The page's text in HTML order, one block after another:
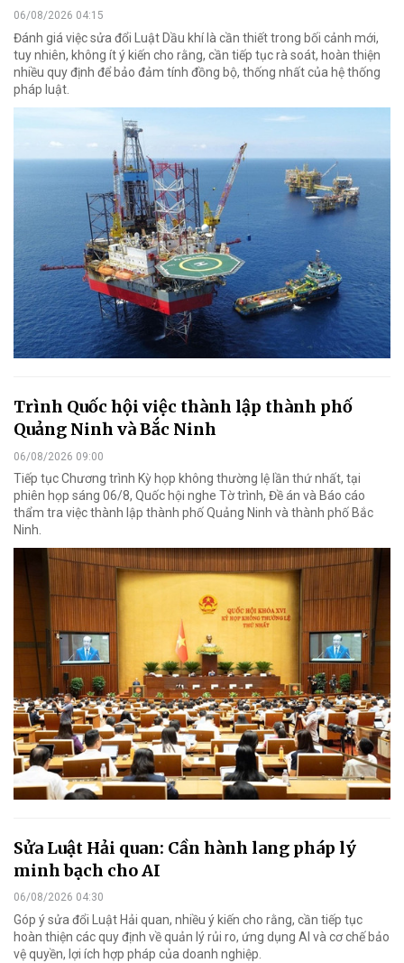
06/08/2026 04:15
Đánh giá việc sửa đổi Luật Dầu khí là cần thiết trong bối cảnh mới,
tuy nhiên, không ít ý kiến cho rằng, cần tiếp tục rà soát, hoàn thiện
nhiều quy định để bảo đảm tính đồng bộ, thống nhất của hệ thống
pháp luật.
Trình Quốc hội việc thành lập thành phố
Quảng Ninh và Bắc Ninh
06/08/2026 09:00
Tiếp tục Chương trình Kỳ họp không thường lệ lần thứ nhất, tại
phiên họp sáng 06/8, Quốc hội nghe Tờ trình, Đề án và Báo cáo
thẩm tra việc thành lập thành phố Quảng Ninh và thành phố Bắc
Ninh.
Sửa Luật Hải quan: Cần hành lang pháp lý
minh bạch cho AI
06/08/2026 04:30
Góp ý sửa đổi Luật Hải quan, nhiều ý kiến cho rằng, cần tiếp tục
hoàn thiện các quy định về quản lý rủi ro, ứng dụng AI và cơ chế bảo
vệ quyền, lợi ích hợp pháp của doanh nghiệp.